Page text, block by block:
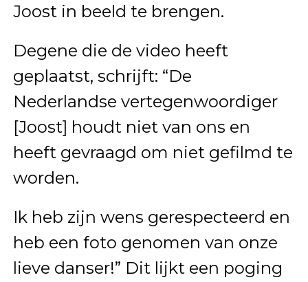
Joost in beeld te brengen.
Degene die de video heeft
geplaatst, schrijft: “De
Nederlandse vertegenwoordiger
[Joost] houdt niet van ons en
heeft gevraagd om niet gefilmd te
worden.
Ik heb zijn wens gerespecteerd en
heb een foto genomen van onze
lieve danser!” Dit lijkt een poging